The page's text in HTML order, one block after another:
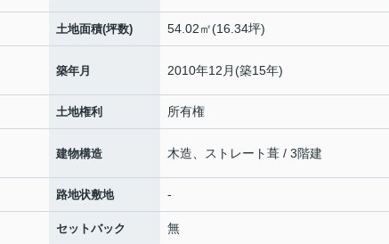
土地面積(坪数) 54.02㎡(16.34坪)
築年月 2010年12月(築15年)
土地権利 所有権
建物構造 木造、ストレート葺 / 3階建
路地状敷地 -
セットバック 無